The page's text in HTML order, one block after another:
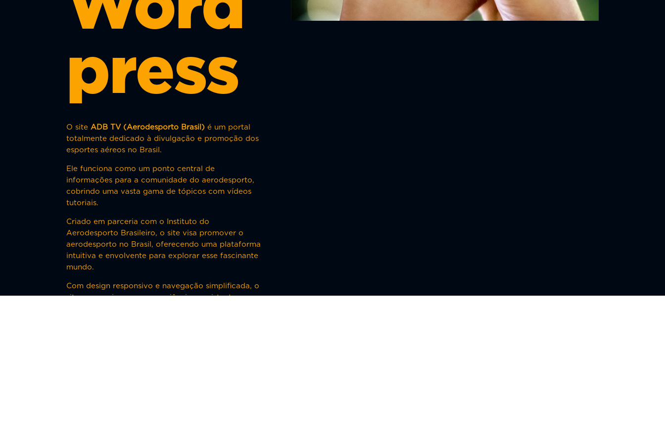
press
O siteADB TV (Aerodesporto Brasil) é um portal
totalmente dedicado à divulgação e promoção dos
esportes aéreos no Brasil.
Ele funciona como um ponto central de
informações para a comunidade do aerodesporto,
cobrindo uma vasta gama de tópicos com vídeos
tutoriais.
Criado em parceria com o Instituto do
Aerodesporto Brasileiro, o site visa promover o
aerodesporto no Brasil, oferecendo uma plataforma
intuitiva e envolvente para explorar esse fascinante
mundo.
Com design responsivo e navegação simplificada, o
site proporciona uma experiência consistente em